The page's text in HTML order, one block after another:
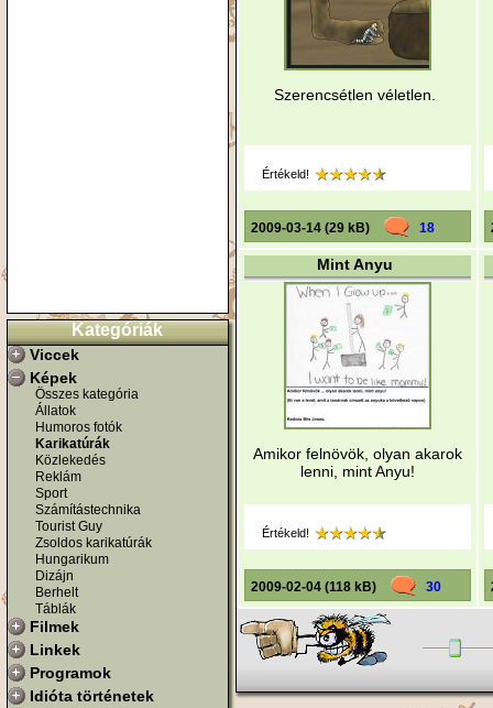
Kategóriák
Viccek
Képek
Összes kategória
Állatok
Humoros fotók
Karikatúrák
Közlekedés
Reklám
Sport
Számítástechnika
Tourist Guy
Zsoldos karikatúrák
Hungarikum
Dizájn
Berhelt
Táblák
Filmek
Linkek
Programok
Idióta történetek
Szerencsétlen véletlen.
Értékeld!
2009-03-14 (29 kB) 18
Mint Anyu
Amikor felnövök, olyan akarok
lenni, mint Anyu!
Értékeld!
2009-02-04 (118 kB) 30